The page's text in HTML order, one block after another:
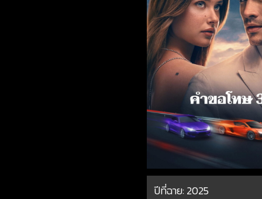
ปีที่ฉาย:2025